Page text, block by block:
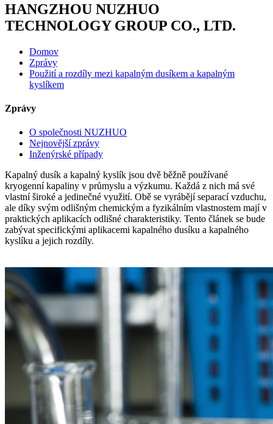
HANGZHOU NUZHUO
TECHNOLOGY GROUP CO., LTD.
Domov
Zprávy
Použití a rozdíly mezi kapalným dusíkem a kapalným
kyslíkem
Zprávy
O společnosti NUZHUO
Nejnovější zprávy
Inženýrské případy
Kapalný dusík a kapalný kyslík jsou dvě běžně používané
kryogenní kapaliny v průmyslu a výzkumu. Každá z nich má své
vlastní široké a jedinečné využití. Obě se vyrábějí separací vzduchu,
ale díky svým odlišným chemickým a fyzikálním vlastnostem mají v
praktických aplikacích odlišné charakteristiky. Tento článek se bude
zabývat specifickými aplikacemi kapalného dusíku a kapalného
kyslíku a jejich rozdíly.